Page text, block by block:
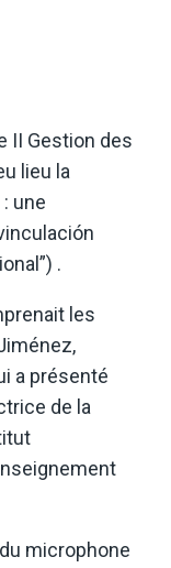
II Gestion des
lieu la
une
.
les
a présenté
de la
microphone